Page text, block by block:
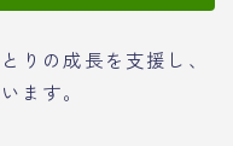
りの成長を支援し、
ます。